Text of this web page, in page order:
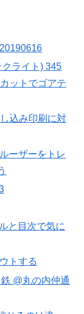
クライト) 345
ットでゴアテ
込み印刷に対
ーザーをトレ
と目次で気に
トする
@丸の内仲通